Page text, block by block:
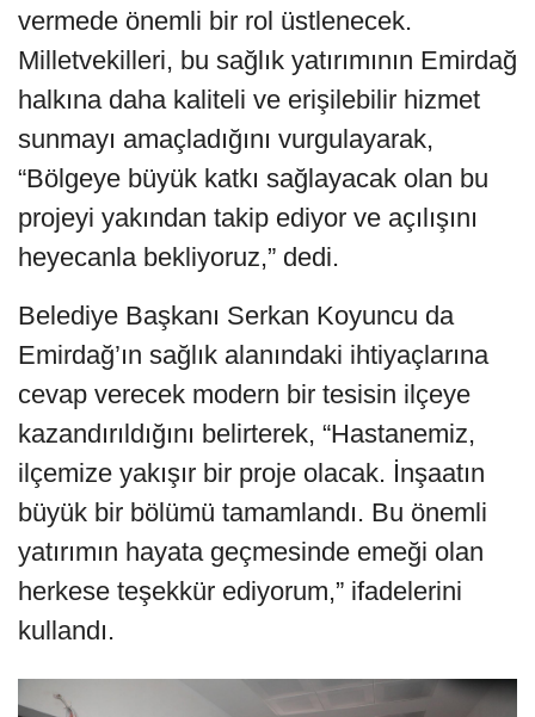
vermede önemli bir rol üstlenecek.
Milletvekilleri, bu sağlık yatırımının Emirdağ
halkına daha kaliteli ve erişilebilir hizmet
sunmayı amaçladığını vurgulayarak,
“Bölgeye büyük katkı sağlayacak olan bu
projeyi yakından takip ediyor ve açılışını
heyecanla bekliyoruz,” dedi.
Belediye Başkanı Serkan Koyuncu da
Emirdağ’ın sağlık alanındaki ihtiyaçlarına
cevap verecek modern bir tesisin ilçeye
kazandırıldığını belirterek, “Hastanemiz,
ilçemize yakışır bir proje olacak. İnşaatın
büyük bir bölümü tamamlandı. Bu önemli
yatırımın hayata geçmesinde emeği olan
herkese teşekkür ediyorum,” ifadelerini
kullandı.